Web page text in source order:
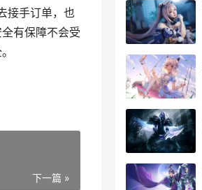
接手订单，也
有保障不会受
下一篇 »